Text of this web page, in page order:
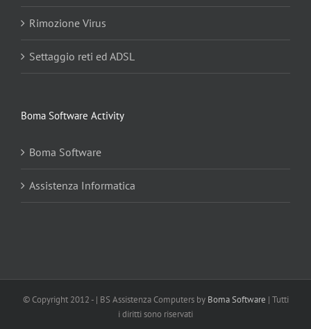
Rimozione Virus
Settaggio reti ed ADSL
Boma Software Activity
Boma Software
Assistenza Informatica
© Copyright 2012 - | BS Assistenza Computers by Boma Software | Tutti
i diritti sono riservati